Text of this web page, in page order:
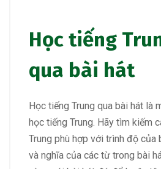
Học tiếng
qua bài hát
Học tiếng Trung qua bài hát là
học tiếng Trung. Hãy tìm kiếm
Trung phù hợp với trình độ của
và nghĩa của các từ trong bài